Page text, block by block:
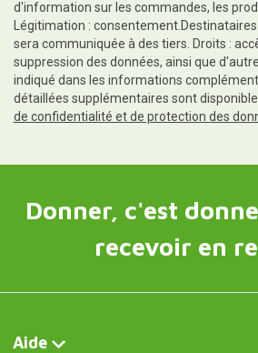
d'information sur les commandes, les
Légitimation :
sera communiquée à des tiers. Droits :
suppression des données, ainsi que
indiqué dans les informations
détaillées supplémentaires sont
de confidentialité et de protection des
Donner, c'est
recevoir en
Aide